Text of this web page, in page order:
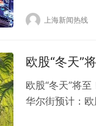
界上最伟大的
上海新闻热线
欧股“冬天”
欧股“冬天”将
华尔街预计：